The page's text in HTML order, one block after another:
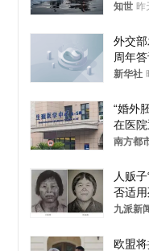
知世 昨
外交
周年
新华社
“婚外
在医院
胎？
南方都
人贩
否适用
大概
九派新
欧盟